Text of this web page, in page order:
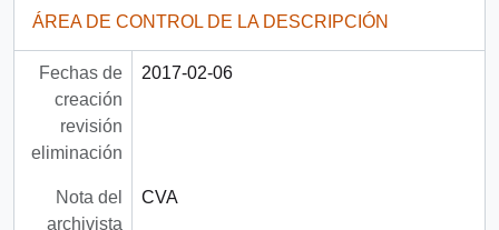
ÁREA DE CONTROL DE LA DESCRIPCIÓN
Fechas de
creación
revisión
eliminación
2017-02-06
Nota del
archivista
CVA